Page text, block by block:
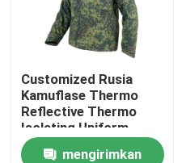
Tentang kami
Tur Pabrik
Kontrol kualitas
Customized Rusia
Kamuflase Thermo
Reflective Thermo
Isolating Uniform
Angkatan Darat
mengirimkan